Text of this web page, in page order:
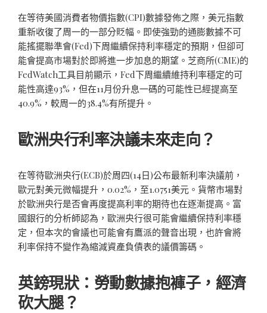
在等待美國消費者物價指數(CPI)數據發佈之際，美元指數
重新收復了周一的一部分貶幅。即使強勁的通膨數據不可
能搖擺聯準會(Fed)下周繼續保持利率穩定的預期，但卻可
能會提高市場對於即將進一步加息的期望。芝商所(CME)的
FedWatch工具目前顯示，Fed下周繼續維持利率穩定的可
能性高達93%，但在11月份升息一碼的可能性已經提高至
40.9%，較周一的38.4%有所提升。
歐洲央行利率決議未來走向？
在等待歐洲央行(ECB)於周四(14日)公布最新利率決議前，
歐元對美元微幅提升，0.02%，至1.0751美元。貨幣市場對
於歐洲央行是否會再度提高利率的期待也在逐漸提高。富
國銀行的分析師認為，歐洲央行很可能會繼續保持利率穩
定，但本次的會議也可能會有鷹派的聲音出現，也許會將
利率保持不變作為縮減資產負債表的議價籌碼。
英鎊現狀：勞動數據抱褲子，經濟
砍大腿？